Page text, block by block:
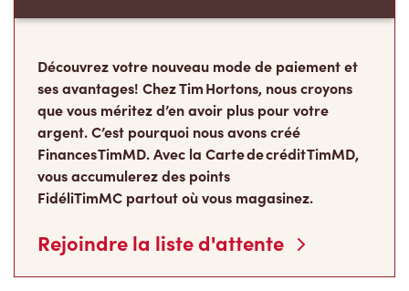
Découvrez votre nouveau mode de paiement et
ses avantages! Chez Tim Hortons, nous croyons
que vous méritez d’en avoir plus pour votre
argent. C’est pourquoi nous avons créé
Finances TimMD. Avec la Carte de crédit TimMD,
vous accumulerez des points
FidéliTimMC partout où vous magasinez.
Rejoindre la liste d'attente